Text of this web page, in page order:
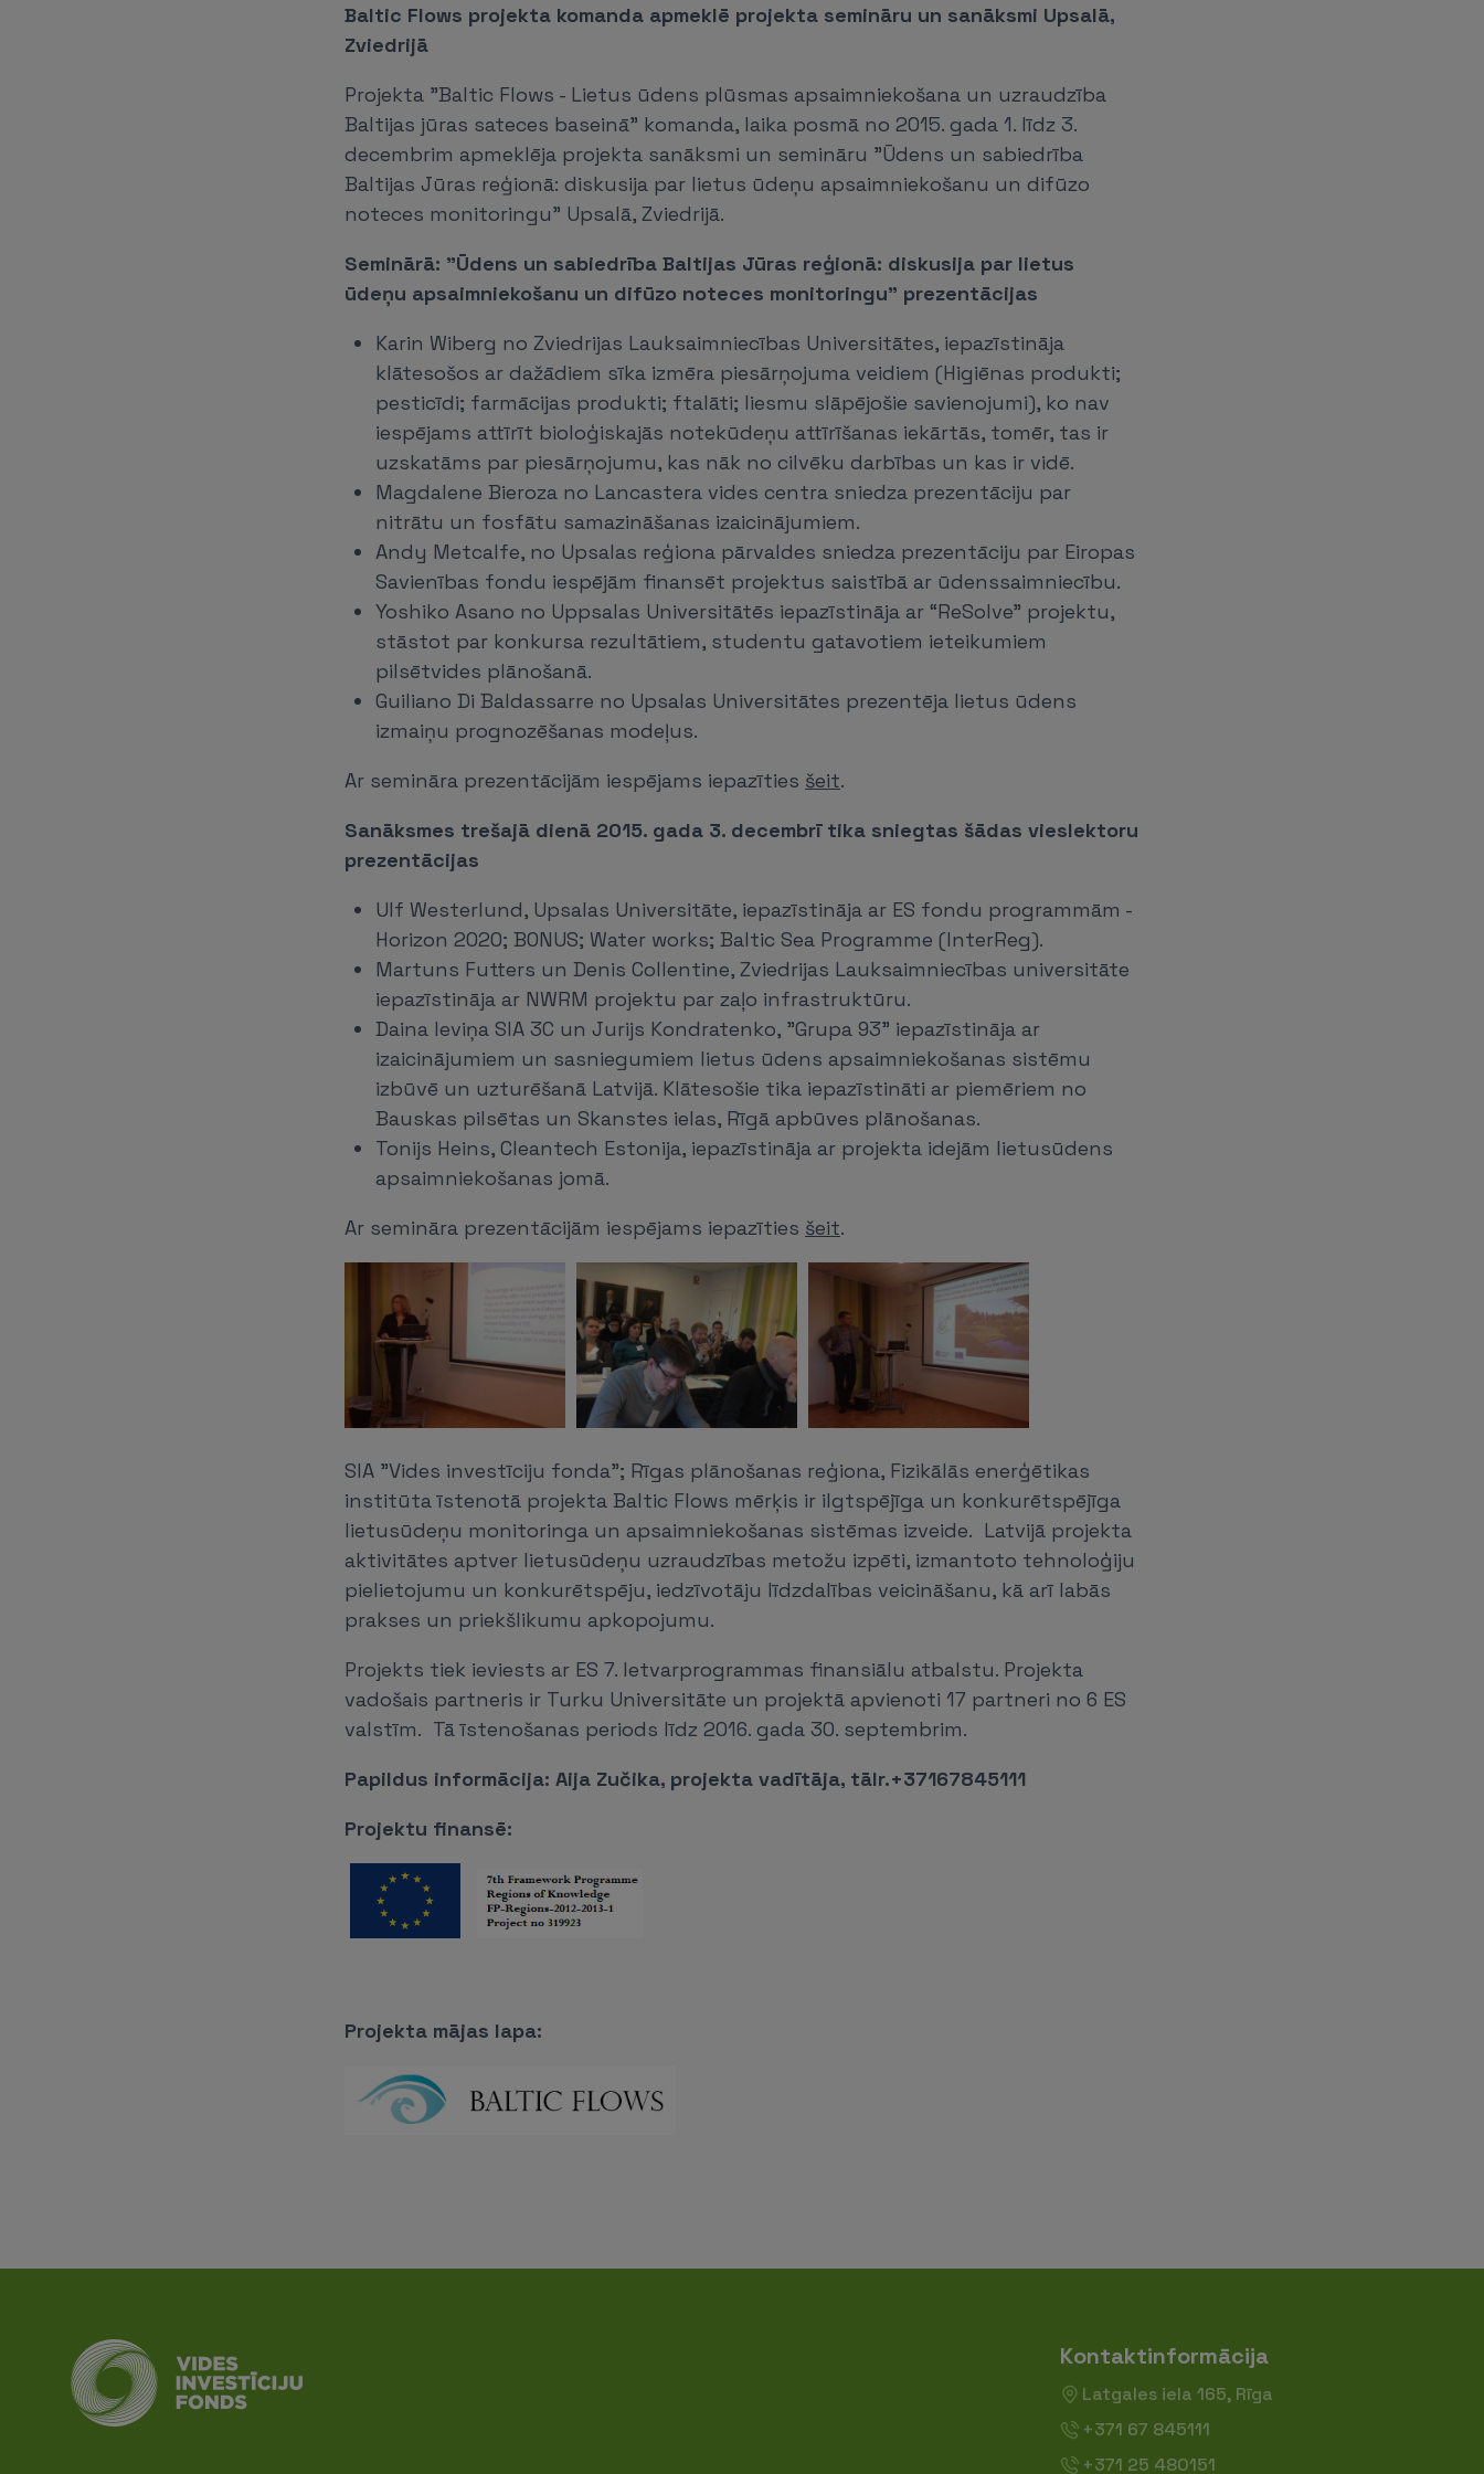
Baltic Flows projekta komanda apmeklē projekta semināru un sanāksmi Upsalā,
Zviedrijā
Projekta "Baltic Flows - Lietus ūdens plūsmas apsaimniekošana un uzraudzība
Baltijas jūras sateces baseinā" komanda, laika posmā no 2015. gada 1. līdz 3.
decembrim apmeklēja projekta sanāksmi un semināru ”Ūdens un sabiedrība
Baltijas Jūras reģionā: diskusija par lietus ūdeņu apsaimniekošanu un difūzo
noteces monitoringu” Upsalā, Zviedrijā.
Seminārā: ”Ūdens un sabiedrība Baltijas Jūras reģionā: diskusija par lietus
ūdeņu apsaimniekošanu un difūzo noteces monitoringu” prezentācijas
Karin Wiberg no Zviedrijas Lauksaimniecības Universitātes, iepazīstināja
klātesošos ar dažādiem sīka izmēra piesārņojuma veidiem (Higiēnas produkti;
pesticīdi; farmācijas produkti; ftalāti; liesmu slāpējošie savienojumi), ko nav
iespējams attīrīt bioloģiskajās notekūdeņu attīrīšanas iekārtās, tomēr, tas ir
uzskatāms par piesārņojumu, kas nāk no cilvēku darbības un kas ir vidē.
Magdalene Bieroza no Lancastera vides centra sniedza prezentāciju par
nitrātu un fosfātu samazināšanas izaicinājumiem.
Andy Metcalfe, no Upsalas reģiona pārvaldes sniedza prezentāciju par Eiropas
Savienības fondu iespējām finansēt projektus saistībā ar ūdenssaimniecību.
Yoshiko Asano no Uppsalas Universitātēs iepazīstināja ar “ReSolve” projektu,
stāstot par konkursa rezultātiem, studentu gatavotiem ieteikumiem
pilsētvides plānošanā.
Guiliano Di Baldassarre no Upsalas Universitātes prezentēja lietus ūdens
izmaiņu prognozēšanas modeļus.
Ar semināra prezentācijām iespējams iepazīties šeit.
Sanāksmes trešajā dienā 2015. gada 3. decembrī tika sniegtas šādas vieslektoru
prezentācijas
Ulf Westerlund, Upsalas Universitāte, iepazīstināja ar ES fondu programmām -
Horizon 2020; BONUS; Water works; Baltic Sea Programme (InterReg).
Martuns Futters un Denis Collentine, Zviedrijas Lauksaimniecības universitāte
iepazīstināja ar NWRM projektu par zaļo infrastruktūru.
Daina Ieviņa SIA 3C un Jurijs Kondratenko, ”Grupa 93” iepazīstināja ar
izaicinājumiem un sasniegumiem lietus ūdens apsaimniekošanas sistēmu
izbūvē un uzturēšanā Latvijā. Klātesošie tika iepazīstināti ar piemēriem no
Bauskas pilsētas un Skanstes ielas, Rīgā apbūves plānošanas.
Tonijs Heins, Cleantech Estonija, iepazīstināja ar projekta idejām lietusūdens
apsaimniekošanas jomā.
Ar semināra prezentācijām iespējams iepazīties šeit.
SIA "Vides investīciju fonda”; Rīgas plānošanas reģiona, Fizikālās enerģētikas
institūta īstenotā projekta Baltic Flows mērķis ir ilgtspējīga un konkurētspējīga
lietusūdeņu monitoringa un apsaimniekošanas sistēmas izveide. Latvijā projekta
aktivitātes aptver lietusūdeņu uzraudzības metožu izpēti, izmantoto tehnoloģiju
pielietojumu un konkurētspēju, iedzīvotāju līdzdalības veicināšanu, kā arī labās
prakses un priekšlikumu apkopojumu.
Projekts tiek ieviests ar ES 7. Ietvarprogrammas finansiālu atbalstu. Projekta
vadošais partneris ir Turku Universitāte un projektā apvienoti 17 partneri no 6 ES
valstīm. Tā īstenošanas periods līdz 2016. gada 30. septembrim.
Papildus informācija: Aija Zučika, projekta vadītāja, tālr.+37167845111
Projektu finansē:
Projekta mājas lapa:
Kontaktinformācija
Latgales iela 165, Rīga
+371 67 845111
+371 25 480151